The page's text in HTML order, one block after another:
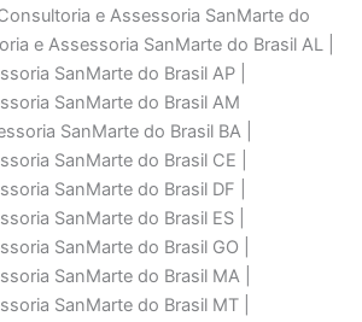
e Assessoria SanMarte do
e Assessoria SanMarte do Brasil AL |
SanMarte do Brasil AP |
SanMarte do Brasil AM
SanMarte do Brasil BA |
SanMarte do Brasil CE |
SanMarte do Brasil DF |
SanMarte do Brasil ES |
SanMarte do Brasil GO |
SanMarte do Brasil MA |
SanMarte do Brasil MT |